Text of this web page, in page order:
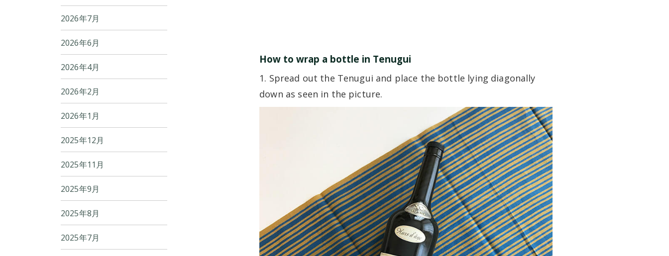
How to wrap a bottle in Tenugui
1. Spread out the Tenugui and place the bottle lying diagonally
down as seen in the picture.
2026年7月
2026年6月
2026年4月
2026年2月
2026年1月
2025年12月
2025年11月
2025年9月
2025年8月
2025年7月